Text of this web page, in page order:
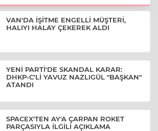
VAN'DA İŞİTME ENGELLİ MÜŞTERİ,
HALIYI HALAY ÇEKEREK ALDI
YENİ PARTİ'DE SKANDAL KARAR:
DHKP-C'Lİ YAVUZ NAZLIGÜL "BAŞKAN"
ATANDI
SPACEX'TEN AY'A ÇARPAN ROKET
PARÇASIYLA İLGİLİ AÇIKLAMA